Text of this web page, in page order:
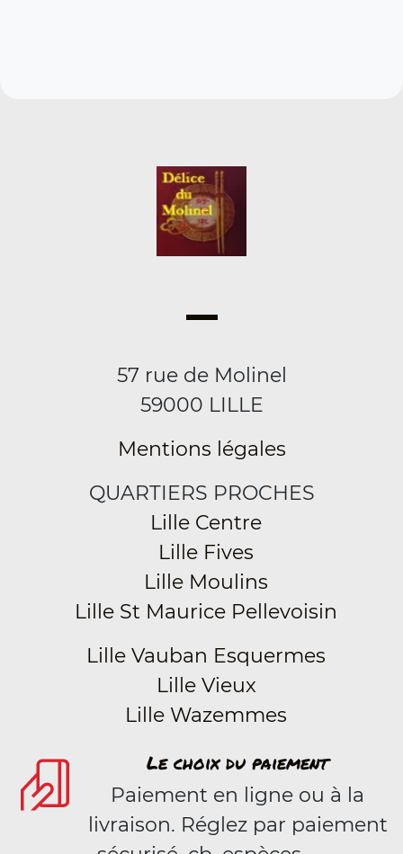
57 rue de Molinel
59000 LILLE
Mentions légales
QUARTIERS PROCHES
Lille Centre
Lille Fives
Lille Moulins
Lille St Maurice Pellevoisin
Lille Vauban Esquermes
Lille Vieux
Lille Wazemmes
Le choix du paiement
Paiement en ligne ou à la
livraison. Réglez par paiement